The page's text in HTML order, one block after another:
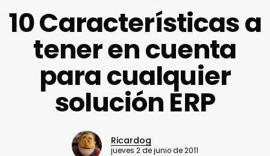
10 Características a
tener en cuenta
para cualquier
solución ERP
Ricardog
jueves 2 de junio de 2011